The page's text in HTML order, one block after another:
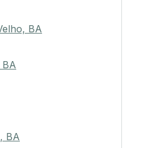
BA
BA
BA